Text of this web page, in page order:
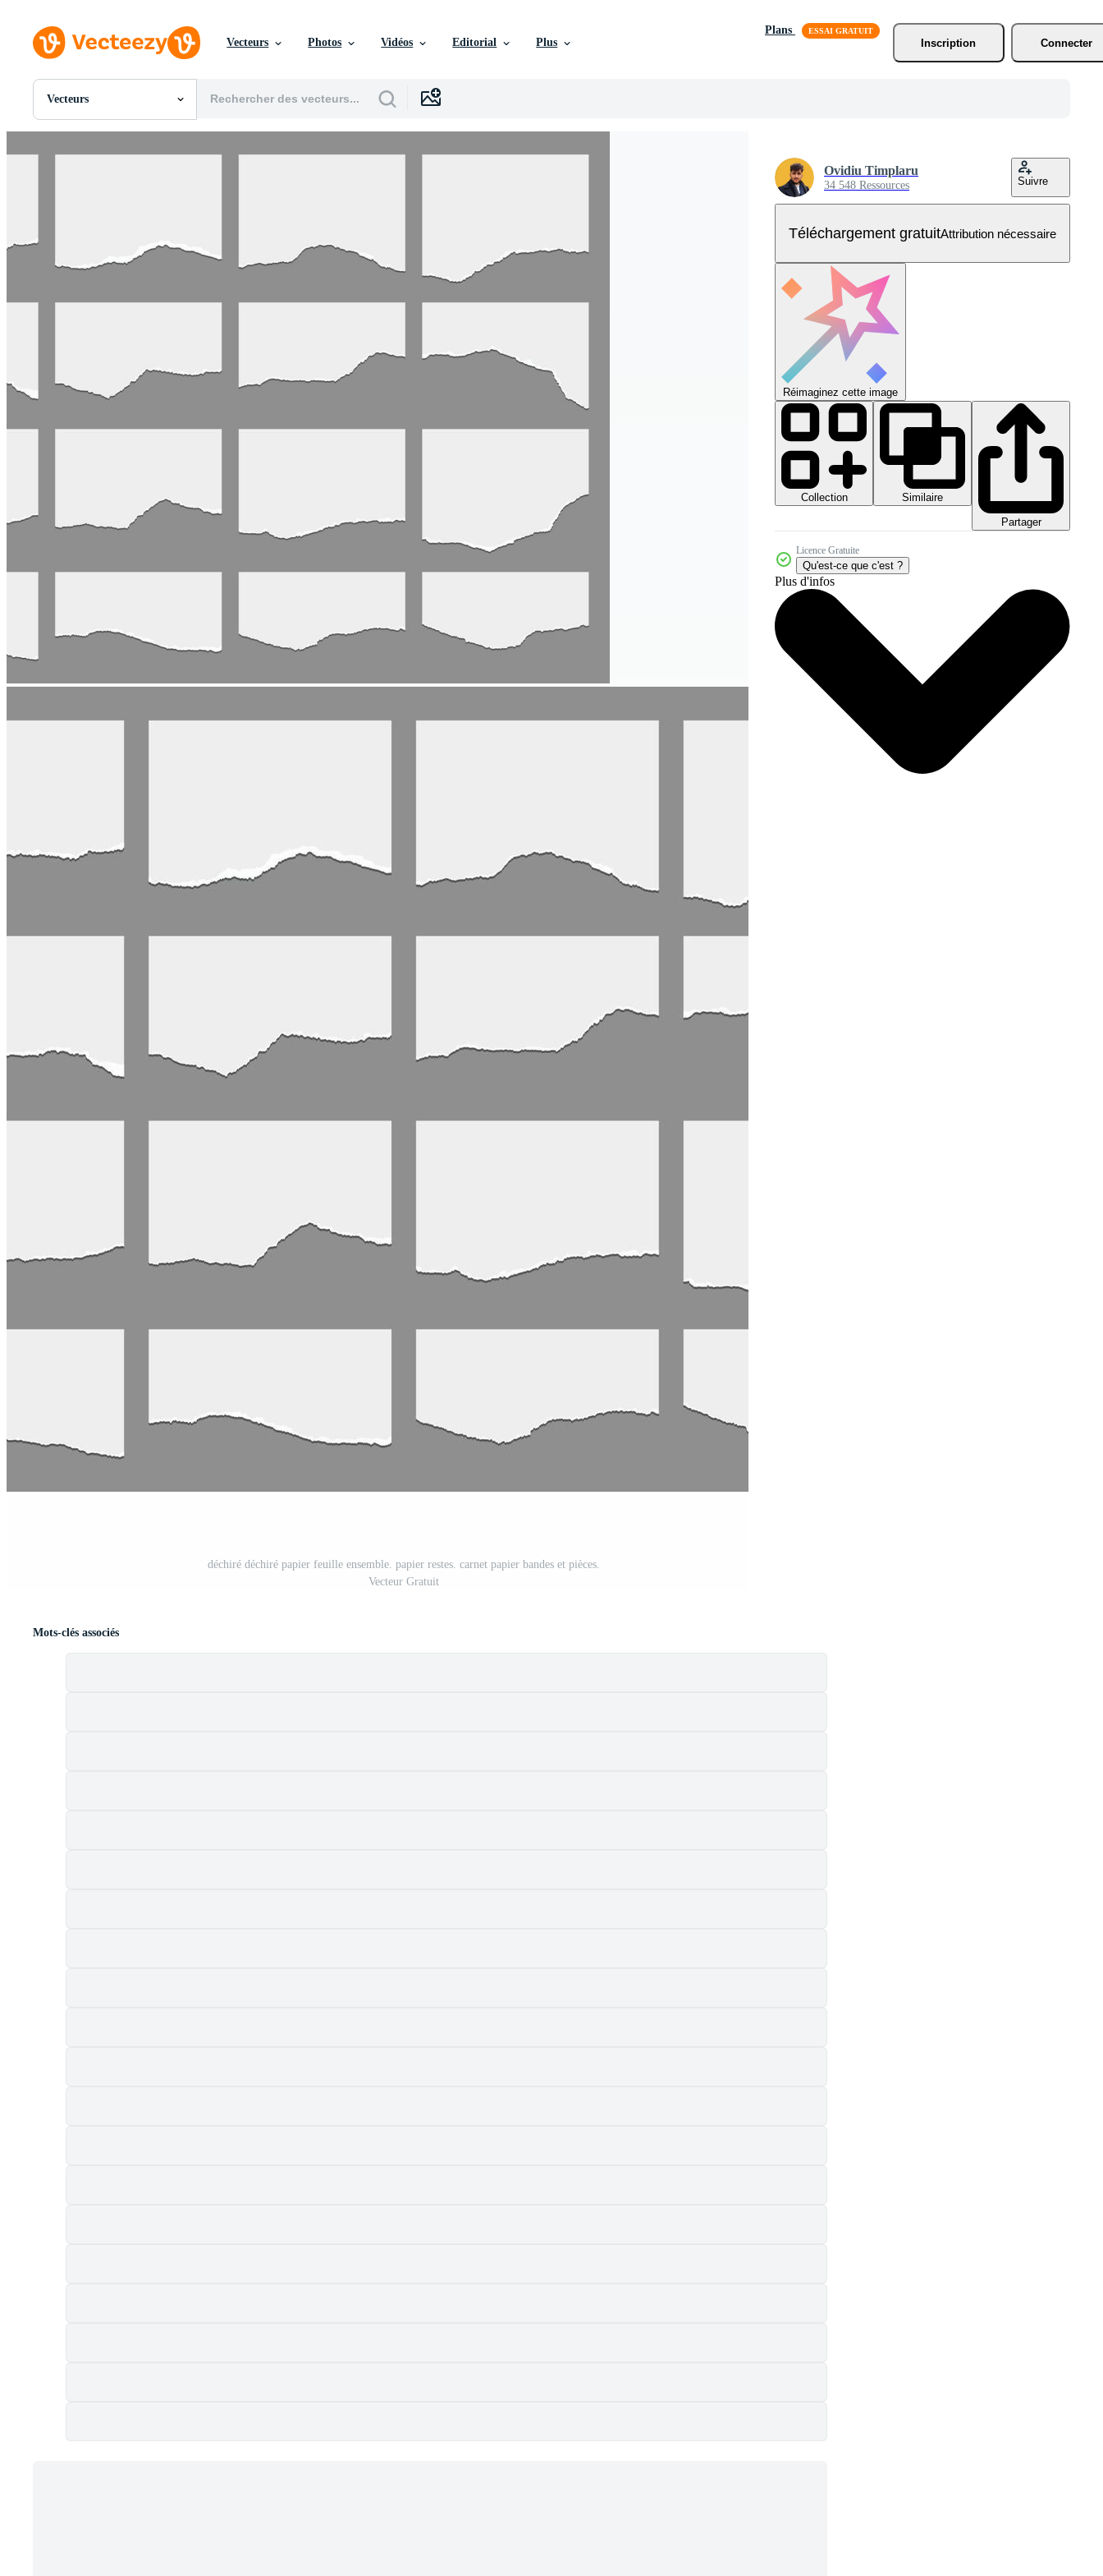
Vecteurs Photos Vidéos Editorial Plus
Plans
Inscription
Connecter
Vecteurs
Toutes Images
PNGs
Motion graphics
Images Éditoriales
déchiré déchiré papier feuille ensemble. papier restes. carnet papier bandes et pièces.
Vecteur Gratuit
Ovidiu Timplaru
34 548 Ressources Suivre
Téléchargement gratuitAttribution nécessaire
Réimaginez cette image
Collection
Similaire
Partager
Licence Gratuite
Qu'est-ce que c'est ?
Plus d'infos
Mots-clés associés